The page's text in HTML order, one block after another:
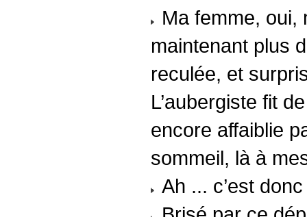
Ma femme, oui,
maintenant plus
reculée, et
L’aubergiste fit
encore affaiblie
sommeil, là à
Ah ... c’est